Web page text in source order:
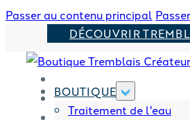
Passer au contenu principal
DÉCOUVRIR
BOUTIQUE
Traitement de l'eau